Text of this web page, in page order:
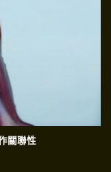
關聯性